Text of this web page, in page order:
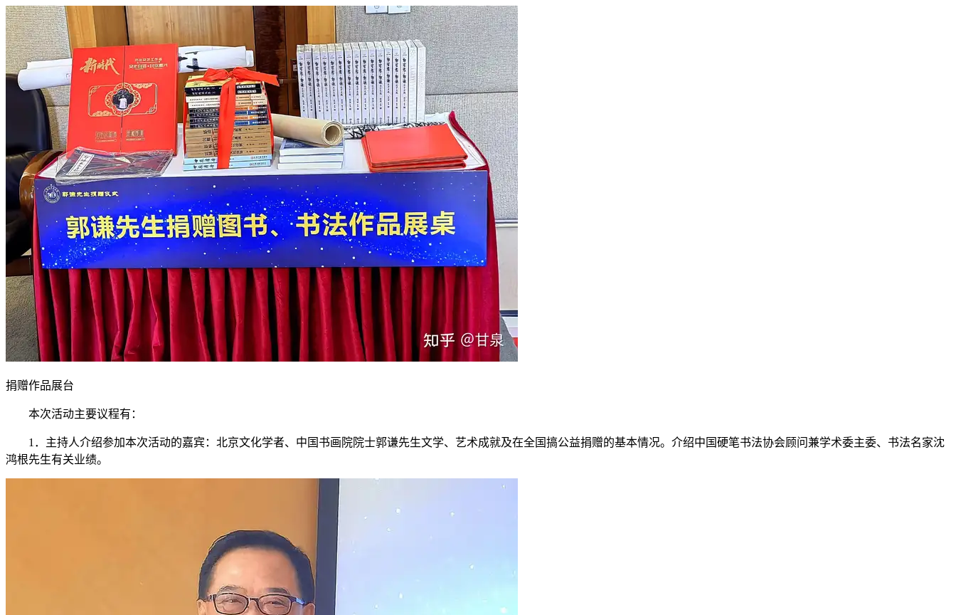
捐赠作品展台
本次活动主要议程有：
1．主持人介绍参加本次活动的嘉宾：北京文化学者、中国书画院院士郭谦先生文学、艺术成就及在全国搞公益捐赠的基本情况。介绍中国硬笔书法协会顾问兼学术委主委、书法名家沈
鸿根先生有关业绩。